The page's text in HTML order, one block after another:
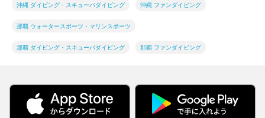
沖縄 ダイビング・スキューバダイビング 沖縄 ファンダイビング
那覇 ウォータースポーツ・マリンスポーツ
那覇 ダイビング・スキューバダイビング 那覇 ファンダイビング